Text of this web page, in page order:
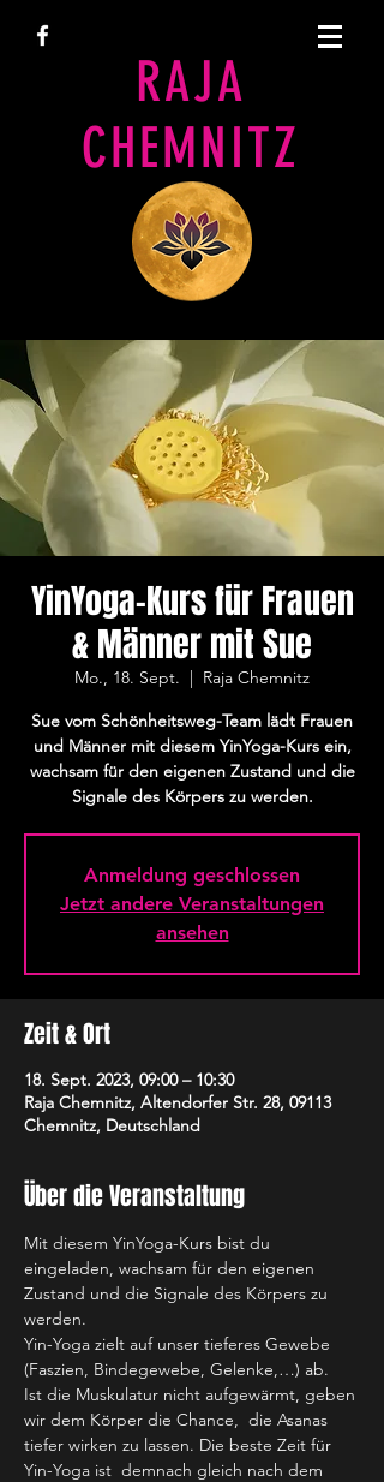
RAJA
CHEMNITZ
YinYoga-Kurs für Frauen
& Männer mit Sue
Mo., 18. Sept.
  |
Raja Chemnitz
Sue vom Schönheitsweg-Team lädt Frauen
und Männer mit diesem YinYoga-Kurs ein,
wachsam für den eigenen Zustand und die
Signale des Körpers zu werden.
Anmeldung geschlossen
Jetzt andere Veranstaltungen
ansehen
Zeit & Ort
18. Sept. 2023, 09:00 – 10:30
Raja Chemnitz, Altendorfer Str. 28, 09113
Chemnitz, Deutschland
Über die Veranstaltung
Mit diesem YinYoga-Kurs bist du
eingeladen, wachsam für den eigenen
Zustand und die Signale des Körpers zu
werden.
Yin-Yoga zielt auf unser tieferes Gewebe
(Faszien, Bindegewebe, Gelenke,…) ab.
Ist die Muskulatur nicht aufgewärmt, geben
wir dem Körper die Chance,  die Asanas
tiefer wirken zu lassen. Die beste Zeit für
Yin-Yoga ist  demnach gleich nach dem